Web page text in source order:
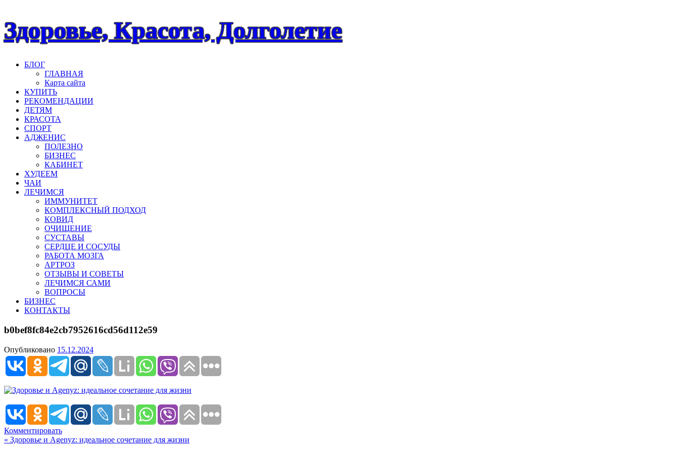
Наверх
Здоровье, Красота, Долголетие
БЛОГ
ГЛАВНАЯ
Карта сайта
КУПИТЬ
РЕКОМЕНДАЦИИ
ДЕТЯМ
КРАСОТА
СПОРТ
АДЖЕНИС
ПОЛЕЗНО
БИЗНЕС
КАБИНЕТ
ХУДЕЕМ
ЧАИ
ЛЕЧИМСЯ
ИММУНИТЕТ
КОМПЛЕКСНЫЙ ПОДХОД
КОВИД
ОЧИЩЕНИЕ
СУСТАВЫ
СЕРДЦЕ И СОСУДЫ
РАБОТА МОЗГА
АРТРОЗ
ОТЗЫВЫ И СОВЕТЫ
ЛЕЧИМСЯ САМИ
ВОПРОСЫ
БИЗНЕС
КОНТАКТЫ
b0bef8fc84e2cb7952616cd56d112e59
Опубликовано 15.12.2024
Комментировать
Навигация
« Здоровье и Agenyz: идеальное сочетание для жизни